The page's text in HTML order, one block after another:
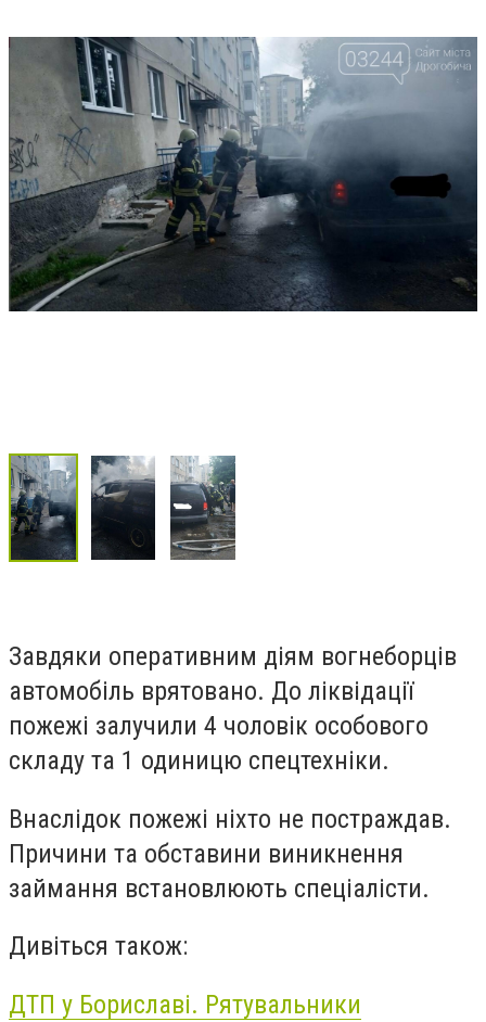
Завдяки оперативним діям вогнеборців
автомобіль врятовано. До ліквідації
пожежі залучили 4 чоловік особового
складу та 1 одиницю спецтехніки.
Внаслідок пожежі ніхто не постраждав.
Причини та обставини виникнення
займання встановлюють спеціалісти.
Дивіться також:
ДТП у Бориславі. Рятувальники